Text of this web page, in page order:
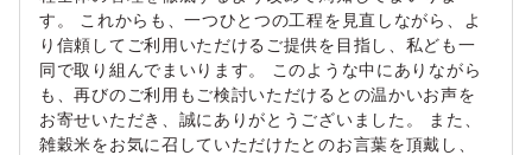
す。 これからも、一つひとつの工程を見直しながら、よ
り信頼してご利用いただけるご提供を目指し、私ども一
同で取り組んでまいります。 このような中にありながら
も、再びのご利用もご検討いただけるとの温かいお声を
お寄せいただき、誠にありがとうございました。 また、
雑穀米をお気に召していただけたとのお言葉を頂戴し、